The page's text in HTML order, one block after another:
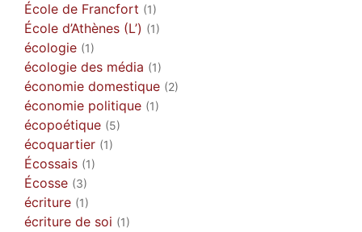
École de Francfort (1)
École d’Athènes (L’) (1)
écologie (1)
écologie des média (1)
économie domestique (2)
économie politique (1)
écopoétique (5)
écoquartier (1)
Écossais (1)
Écosse (3)
écriture (1)
écriture de soi (1)